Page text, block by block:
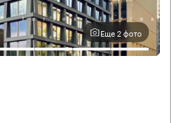
Еще 2 фото